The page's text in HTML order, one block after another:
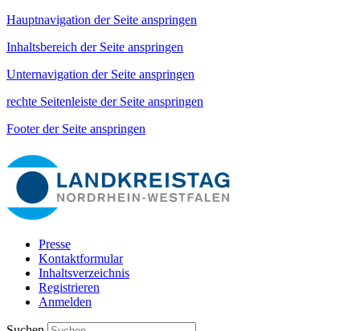
Hauptnavigation der Seite anspringen
Inhaltsbereich der Seite anspringen
Unternavigation der Seite anspringen
rechte Seitenleiste der Seite anspringen
Footer der Seite anspringen
Presse
Kontaktformular
Inhaltsverzeichnis
Registrieren
Anmelden